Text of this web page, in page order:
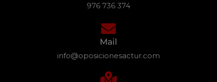
976 736 374
Mail
info@oposicionesactur.com